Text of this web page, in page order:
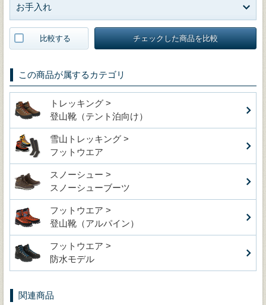
お手入れ
比較する チェックした商品を比較
この商品が属するカテゴリ
トレッキング >
登山靴（テント泊向け）
雪山トレッキング >
フットウエア
スノーシュー >
スノーシューブーツ
フットウエア >
登山靴（アルパイン）
フットウエア >
防水モデル
関連商品